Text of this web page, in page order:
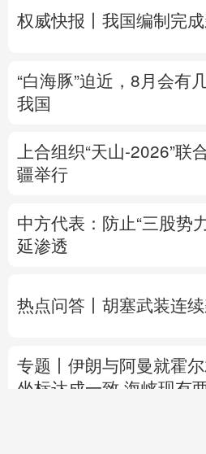
权威快报丨我国编制完
“白海豚”迫近，8月会有
我国
上合组织“天山-2026”联
疆举行
中方代表：防止“三股势
延渗透
热点问答丨胡塞武装连
专题丨 伊朗与阿曼就霍
坐标达成一致 海峡现有